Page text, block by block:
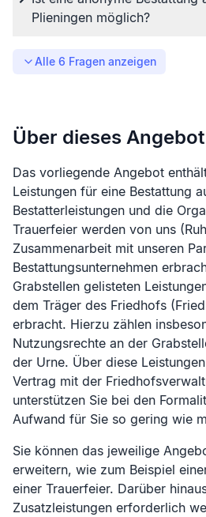
Plieningen möglich?
Alle 6 Fragen anzeigen
Über dieses Angebot
Das vorliegende Angebot
Leistungen für eine Bestattung
Bestatterleistungen und die
Trauerfeier werden von uns
Zusammenarbeit mit unseren
Bestattungsunternehmen
Grabstellen gelisteten
dem Träger des Friedhofs (
erbracht. Hierzu zählen
Nutzungsrechte an der
der Urne. Über diese
Vertrag mit der
unterstützen Sie bei den
Aufwand für Sie so gering wie
Sie können das jeweilige
erweitern, wie zum Beispiel
einer Trauerfeier. Darüber
Zusatzleistungen erforderlich